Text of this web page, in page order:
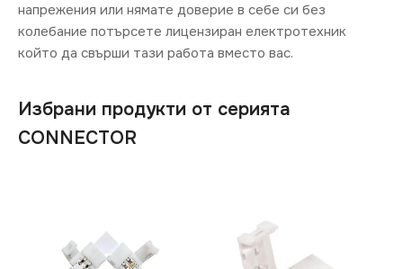
напрежения или нямате доверие в себе си без
колебание потърсете лицензиран електротехник
който да свърши тази работа вместо вас.
Избрани продукти от серията
CONNECTOR